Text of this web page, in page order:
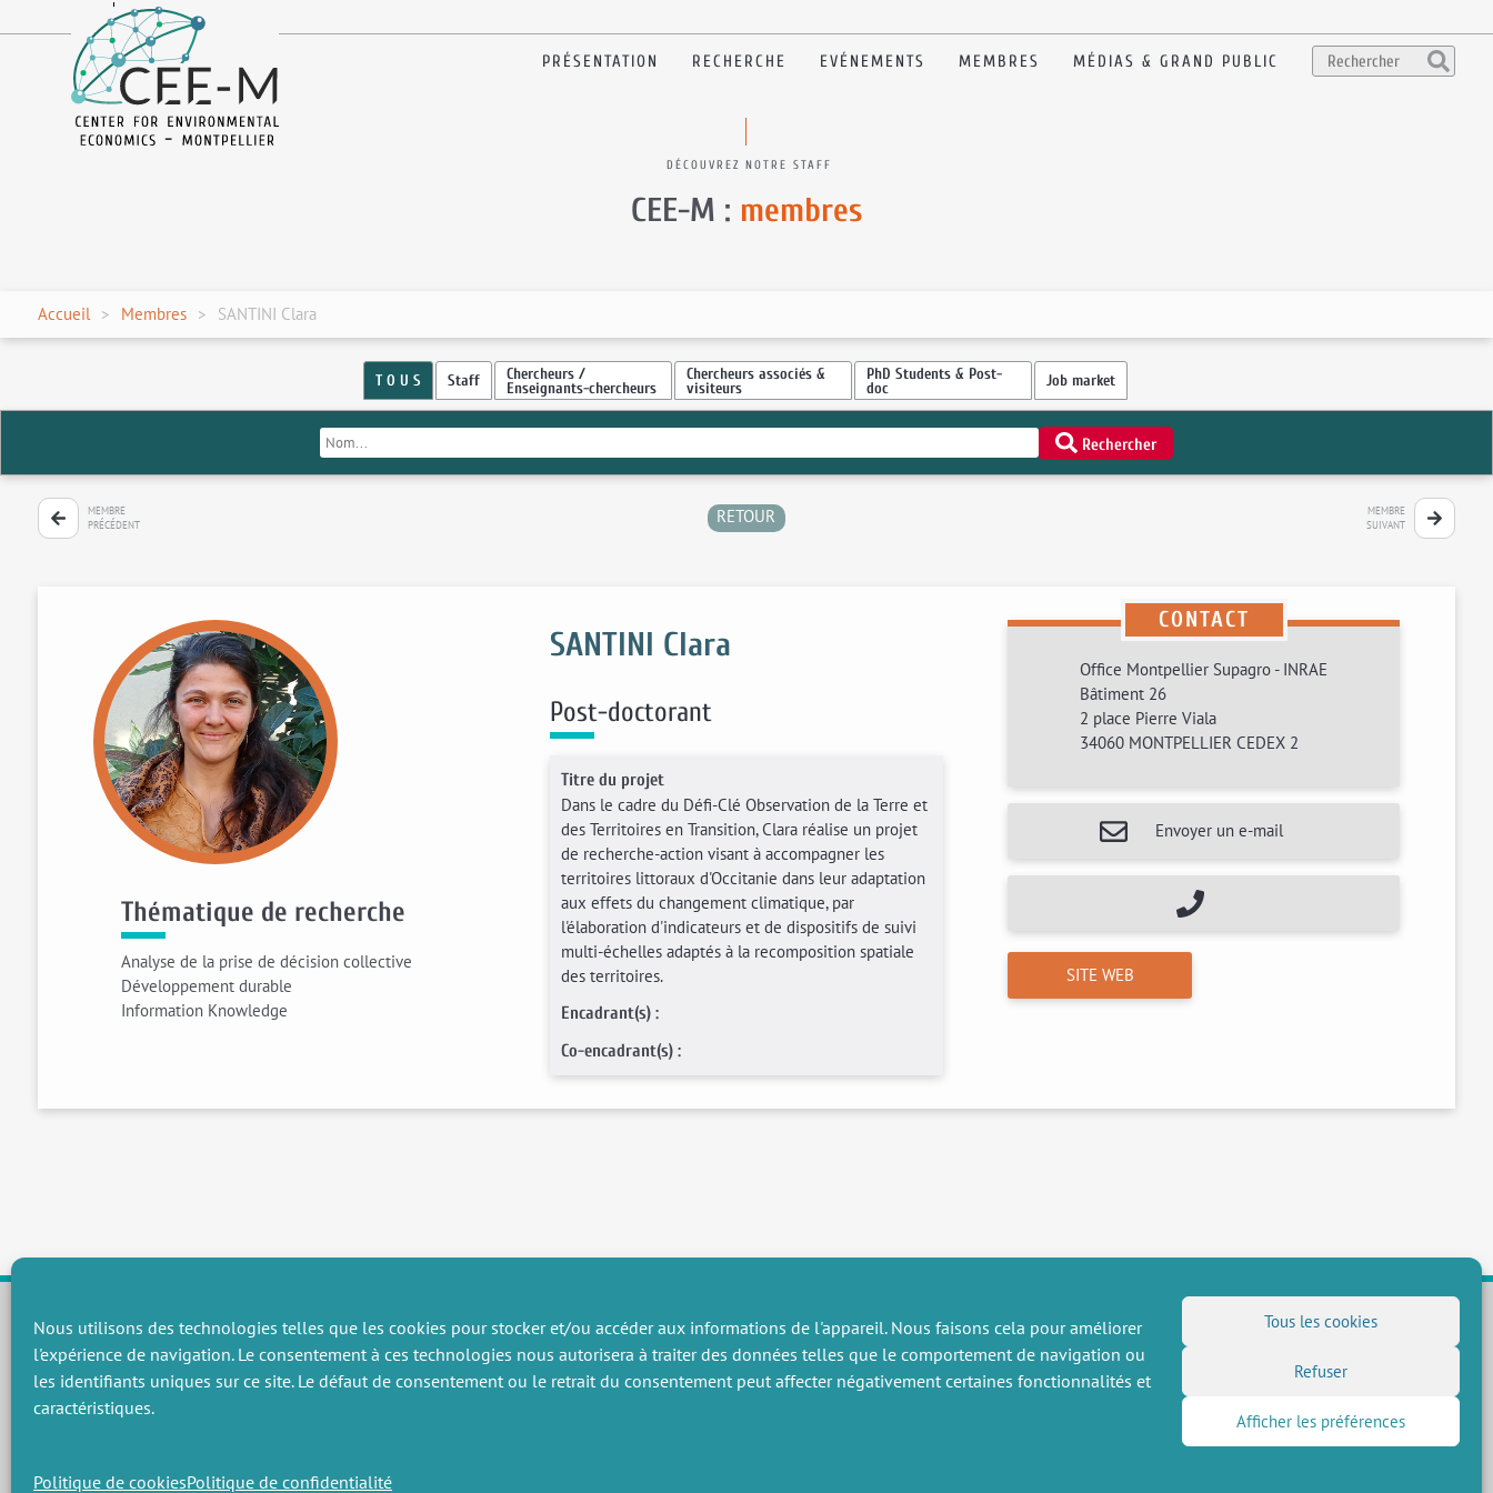
Nous utilisons des technologies telles que les cookies pour stocker et/ou accéder aux informations de l'appareil. Nous faisons cela pour améliorer
l'expérience de navigation. Le consentement à ces technologies nous autorisera à traiter des données telles que le comportement de navigation ou
les identifiants uniques sur ce site. Le défaut de consentement ou le retrait du consentement peut affecter négativement certaines fonctionnalités et
caractéristiques.
Tous les cookies
Refuser
Afficher les préférences
Politique de cookiesPolitique de confidentialité
en
PRÉSENTATION RECHERCHE EVÉNEMENTS MEMBRES MÉDIAS & GRAND PUBLIC
DÉCOUVREZ NOTRE STAFF
CEE-M : membres
Accueil Membres SANTINI Clara
T O U S Staff Chercheurs /
Enseignants-chercheurs
Chercheurs associés &
visiteurs
PhD Students & Post-
doc Job market
Rechercher
MEMBRE
PRÉCÉDENT
RETOUR
MEMBRE
SUIVANT
Thématique de recherche
Analyse de la prise de décision collective
Développement durable
Information Knowledge
SANTINI Clara
Post-doctorant
Titre du projet
Dans le cadre du Défi-Clé Observation de la Terre et
des Territoires en Transition, Clara réalise un projet
de recherche-action visant à accompagner les
territoires littoraux d'Occitanie dans leur adaptation
aux effets du changement climatique, par
l'élaboration d'indicateurs et de dispositifs de suivi
multi-échelles adaptés à la recomposition spatiale
des territoires.
Encadrant(s) :
Co-encadrant(s) :
CONTACT
Office Montpellier Supagro - INRAE
Bâtiment 26
2 place Pierre Viala
34060 MONTPELLIER CEDEX 2
Envoyer un e-mail
SITE WEB
CHAMPS THÉMATIQUES
Préservation des ressources naturelles et de la biodiversité
Vers une gouvernance environnementale efficace et équitable
RECHERCHE DIVERS NOUS SUIVRE
Flux RSS
Réseaux sociaux